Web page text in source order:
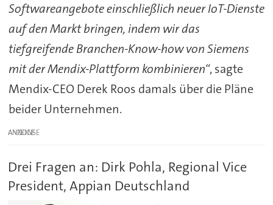
Softwareangebote einschließlich neuer IoT-Dienste
auf den Markt bringen, indem wir das
tiefgreifende Branchen-Know-how von Siemens
mit der Mendix-Plattform kombinieren“, sagte
Mendix-CEO Derek Roos damals über die Pläne
beider Unternehmen.
ANZEIGE
Drei Fragen an: Dirk Pohla, Regional Vice
President, Appian Deutschland